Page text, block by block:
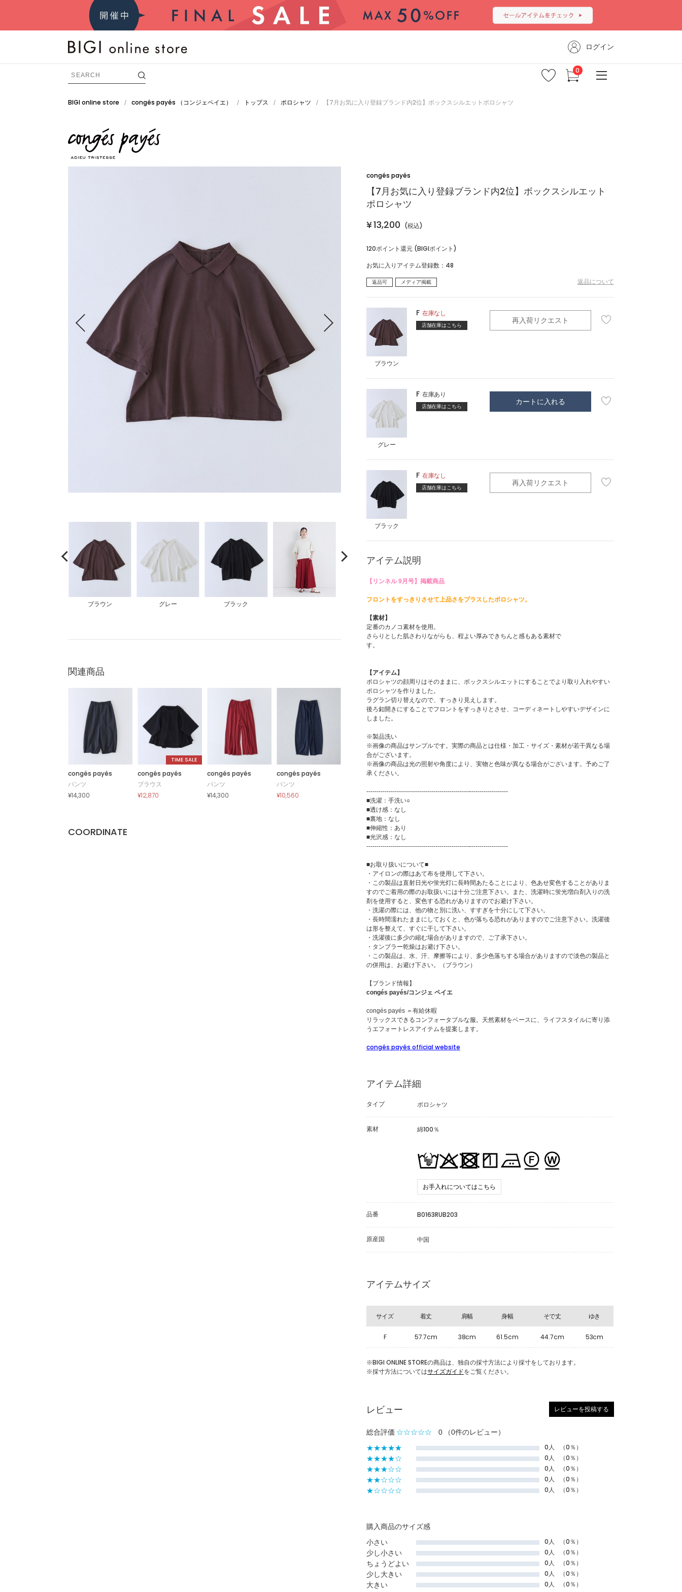
ログイン
FRAPBOIS
ADIEU TRISTESSE
LOISIR
パンツ
ワンピース
オールインワン・サロペッ
ネックウェア
アンダーウェア
バッグ
セール
ニュース
よくある質問
お問い合わせ
BIGI online store / congés payés （コンジェペイエ） / トップス / ポロシャツ / 【7月お気に入り登録ブランド内2位】ボックスシルエットポロシャツ
ブラウン グレー ブラック
関連商品
congés payés
パンツ
¥14,300
TIME SALE
congés payés
ブラウス
¥12,870
congés payés
パンツ
¥14,300
congés payés
パンツ
¥10,560
COORDINATE
congés payés
【7月お気に入り登録ブランド内2位】ボックスシルエット
ポロシャツ
¥13,200 (税込)
120ポイント還元 (BIGIポイント)
お気に入りアイテム登録数： 48
返品可 メディア掲載 返品について
ブラウン
F 在庫なし
店舗在庫はこちら 再入荷リクエスト
グレー
F 在庫あり
店舗在庫はこちら カートに入れる
ブラック
F 在庫なし
店舗在庫はこちら 再入荷リクエスト
アイテム説明
【リンネル 9月号】掲載商品
フロントをすっきりさせて上品さをプラスしたポロシャツ。
【素材】
定番のカノコ素材を使用。
さらりとした肌さわりながらも、程よい厚みできちんと感もある素材で
す。
【アイテム】
ポロシャツの顔周りはそのままに、ボックスシルエットにすることでより取り入れやすい
ポロシャツを作りました。
ラグラン切り替えなので、すっきり見えします。
後ろ釦開きにすることでフロントをすっきりとさせ、コーディネートしやすいデザインに
しました。
※製品洗い
※画像の商品はサンプルです。実際の商品とは仕様・加工・サイズ・素材が若干異なる場
合がございます。
※画像の商品は光の照射や角度により、実物と色味が異なる場合がございます。予めご了
承ください。
----------------------------------------------------------------------
■洗濯：手洗い○
■透け感：なし
■裏地：なし
■伸縮性：あり
■光沢感：なし
----------------------------------------------------------------------
■お取り扱いについて■
・アイロンの際はあて布を使用して下さい。
・この製品は直射日光や蛍光灯に長時間あたることにより、色あせ変色することがありま
すのでご着用の際のお取扱いには十分ご注意下さい。また、洗濯時に蛍光増白剤入りの洗
剤を使用すると、変色する恐れがありますのでお避け下さい。
・洗濯の際には、他の物と別に洗い、すすぎを十分にして下さい。
・長時間濡れたままにしておくと、色が落ちる恐れがありますのでご注意下さい。洗濯後
は形を整えて、すぐに干して下さい。
・洗濯後に多少の縮む場合がありますので、ご了承下さい。
・タンブラー乾燥はお避け下さい。
・この製品は、水、汗、摩擦等により、多少色落ちする場合がありますので淡色の製品と
の併用は、お避け下さい。（ブラウン）
【ブランド情報】
congés payés/コンジェ ペイエ
congés payés ＝有給休暇
リラックスできるコンフォータブルな服。天然素材をベースに、ライフスタイルに寄り添
うエフォートレスアイテムを提案します。
congés payés official website
アイテム詳細
タイプ ポロシャツ
素材 綿100％
お手入れについてはこちら
品番 B0163RUB203
原産国 中国
アイテムサイズ
サイズ 着丈 肩幅 身幅 そで丈 ゆき
F 57.7cm 38cm 61.5cm 44.7cm 53cm
※BIGI ONLINE STOREの商品は、独自の採寸方法により採寸をしております。
※採寸方法についてはサイズガイドをご覧ください。
レビュー レビューを投稿する
総合評価 ☆☆☆☆☆ 0 （0件のレビュー）
★★★★★ 0人 （0％）
★★★★☆ 0人 （0％）
★★★☆☆ 0人 （0％）
★★☆☆☆ 0人 （0％）
★☆☆☆☆ 0人 （0％）
購入商品のサイズ感
小さい
0人 （0％）
少し小さい 0人 （0％）
ちょうどよい 0人 （0％）
少し大きい 0人 （0％）
大きい 0人 （0％）